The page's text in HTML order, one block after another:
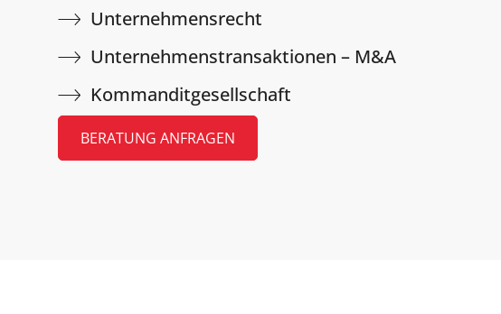
Unternehmensrecht
Unternehmenstransaktionen – M&A
Kommanditgesellschaft
BERATUNG ANFRAGEN